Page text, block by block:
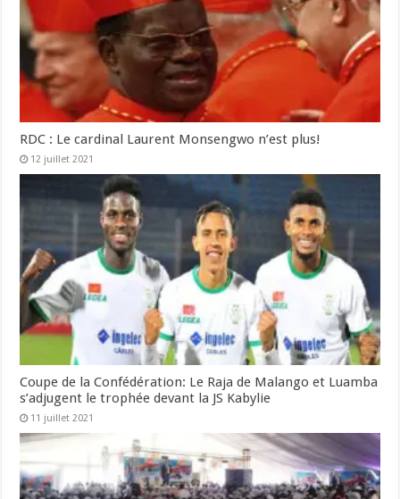
RDC : Le cardinal Laurent Monsengwo n’est plus!
12 juillet 2021
Coupe de la Confédération: Le Raja de Malango et Luamba
s’adjugent le trophée devant la JS Kabylie
11 juillet 2021